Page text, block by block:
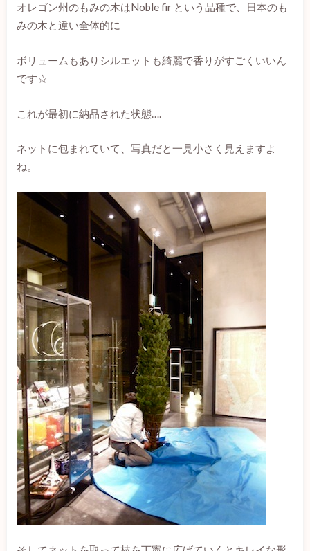
オレゴン州のもみの木はNoble fir という品種で、日本のも
みの木と違い全体的に
ボリュームもありシルエットも綺麗で香りがすごくいいん
です☆
これが最初に納品された状態….
ネットに包まれていて、写真だと一見小さく見えますよ
ね。